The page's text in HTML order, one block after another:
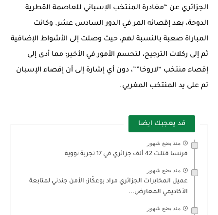
الجزائري عن “مغادرة المنتخب الإسباني للعاصمة القطرية
الدوحة، بعد إقصائه المر في الدور السادس عشر. وكانت
المباراة صعبة بالنسبة لهم، حيث وصلت إلى الأشواط الإضافية
ثم إلى ركلات الترجيح، لتحسم الأمور في الأخير؛ مما أدى إلى
إقصاء منتخب “لاروخا””، دون أي إشارة إلى أن إقصاء الإسبان
تم على يد المنتخب المغربي.
قد يعجبك ايضا
منذ بضع شهور
فرنسا قتلت 42 ألف جزائري في 17 تجربة نووية
منذ بضع شهور
عميل المخابرات الجزائري مراد بوعكّاز: الأمن جندني لمتابعة
الأكاديمي المعارض...
منذ بضع شهور